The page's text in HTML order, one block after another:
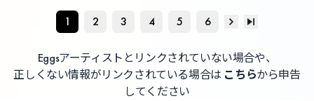
1 2 3 4 5 6
Eggsアーティストとリンクされていない場合や、
正しくない情報がリンクされている場合は こちらから申告
してください